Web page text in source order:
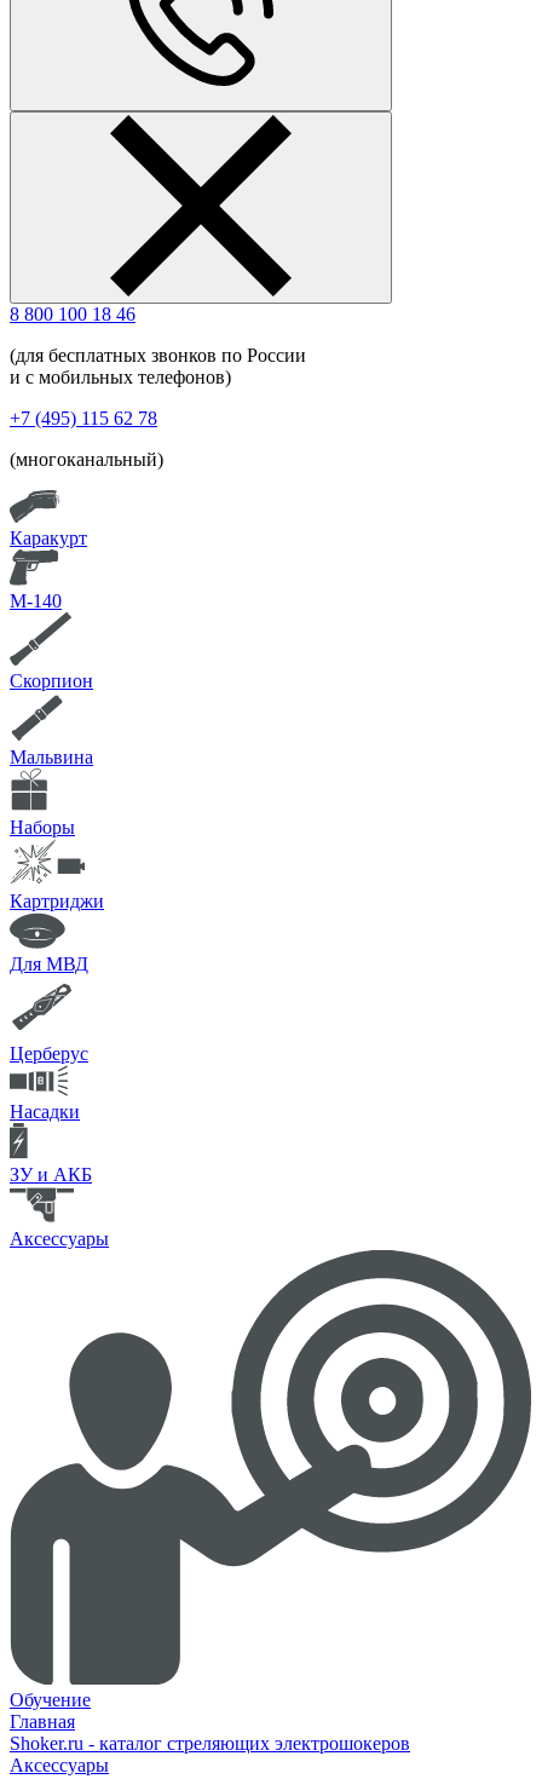
8 800 100 18 46
(для бесплатных звонков по России
и с мобильных телефонов)
+7 (495) 115 62 78
(многоканальный)
Каракурт
М-140
Скорпион
Мальвина
Наборы
Картриджи
Для МВД
Церберус
Насадки
ЗУ и АКБ
Аксессуары
Обучение
Главная
Shoker.ru - каталог стреляющих электрошокеров
Аксессуары